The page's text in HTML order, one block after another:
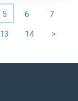
5 6 7
13 14 >